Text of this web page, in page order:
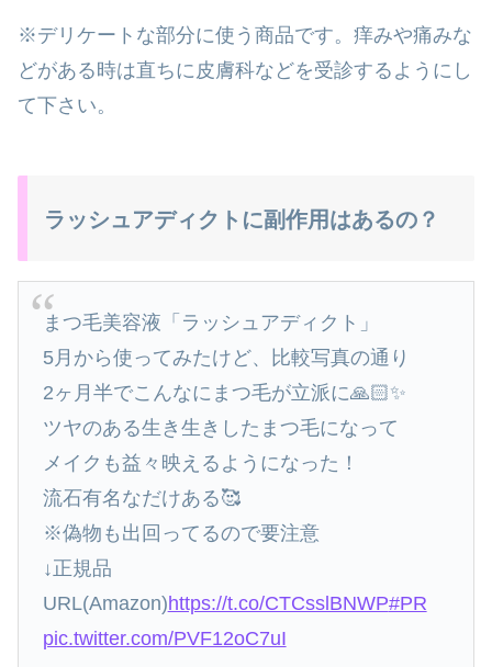
※デリケートな部分に使う商品です。痒みや痛みな
どがある時は直ちに皮膚科などを受診するようにし
て下さい。
ラッシュアディクトに副作用はあるの？
まつ毛美容液「ラッシュアディクト」
5月から使ってみたけど、比較写真の通り
2ヶ月半でこんなにまつ毛が立派に🙏🏻✨
ツヤのある生き生きしたまつ毛になって
メイクも益々映えるようになった！
流石有名なだけある🥰
※偽物も出回ってるので要注意
↓正規品
URL(Amazon)https://t.co/CTCsslBNWP#PR
pic.twitter.com/PVF12oC7uI